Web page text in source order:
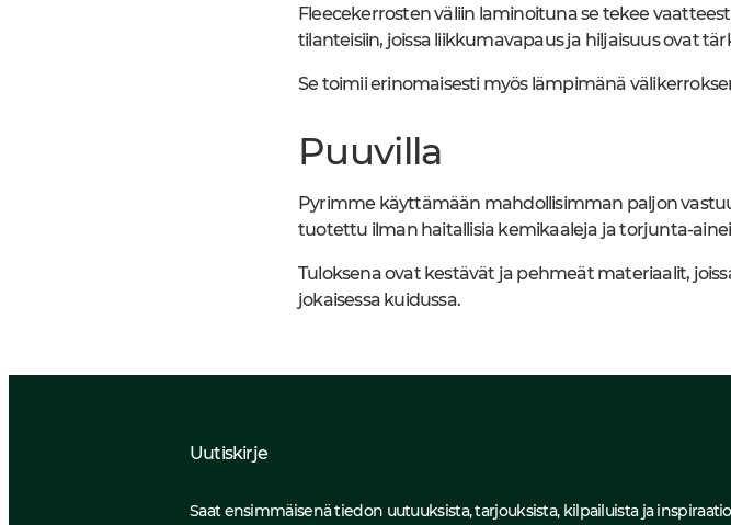
Fleecekerrosten väliin laminoituna se tekee
tilanteisiin, joissa liikkumavapaus ja hiljaisuus ovat
Se toimii erinomaisesti myös lämpimänä
Puuvilla
Pyrimme käyttämään mahdollisimman paljon
tuotettu ilman haitallisia kemikaaleja ja torjunta-
Tuloksena ovat kestävät ja pehmeät materiaalit,
jokaisessa kuidussa.
Uutiskirje
Saat ensimmäisenä tiedon uutuuksista, tarjouksista, kilpailuista ja